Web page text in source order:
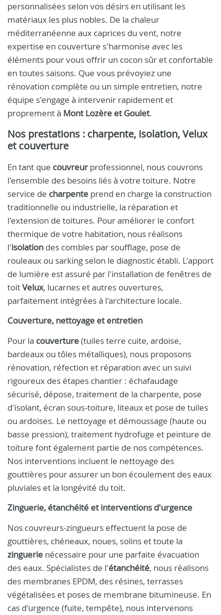
personnalisées selon vos désirs en utilisant les
matériaux les plus nobles. De la chaleur
méditerranéenne aux caprices du vent, notre
expertise en couverture s'harmonise avec les
éléments pour vous offrir un cocon sûr et confortable
en toutes saisons. Que vous prévoyiez une
rénovation complète ou un simple entretien, notre
équipe s'engage à intervenir rapidement et
proprement à Mont Lozère et Goulet.
Nos prestations : charpente, isolation, Velux
et couverture
En tant que couvreurprofessionnel, nous couvrons
l'ensemble des besoins liés à votre toiture. Notre
service de charpente prend en charge la construction
traditionnelle ou industrielle, la réparation et
l'extension de toitures. Pour améliorer le confort
thermique de votre habitation, nous réalisons
l'isolation des combles par soufflage, pose de
rouleaux ou sarking selon le diagnostic établi. L'apport
de lumière est assuré par l'installation de fenêtres de
toitVelux, lucarnes et autres ouvertures,
parfaitement intégrées à l'architecture locale.
Couverture, nettoyage et entretien
Pour la couverture(tuiles terre cuite, ardoise,
bardeaux ou tôles métalliques), nous proposons
rénovation, réfection et réparation avec un suivi
rigoureux des étapes chantier : échafaudage
sécurisé, dépose, traitement de la charpente, pose
d'isolant, écran sous-toiture, liteaux et pose de tuiles
ou ardoises. Le nettoyage et démoussage (haute ou
basse pression), traitement hydrofuge et peinture de
toiture font également partie de nos compétences.
Nos interventions incluent le nettoyage des
gouttières pour assurer un bon écoulement des eaux
pluviales et la longévité du toit.
Zinguerie, étanchéité et interventions d'urgence
Nos couvreurs-zingueurs effectuent la pose de
gouttières, chéneaux, noues, solins et toute la
zinguerie nécessaire pour une parfaite évacuation
des eaux. Spécialistes de l'étanchéité, nous réalisons
des membranes EPDM, des résines, terrasses
végétalisées et poses de membrane bitumineuse. En
cas d'urgence (fuite, tempête), nous intervenons